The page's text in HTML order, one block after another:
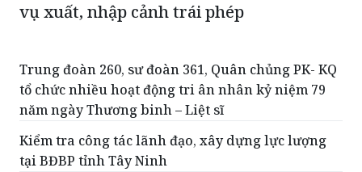
vụ xuất, nhập cảnh trái phép
Trung đoàn 260, sư đoàn 361, Quân chủng PK- KQ
tổ chức nhiều hoạt động tri ân nhân kỷ niệm 79
năm ngày Thương binh – Liệt sĩ
Kiểm tra công tác lãnh đạo, xây dựng lực lượng
tại BĐBP tỉnh Tây Ninh